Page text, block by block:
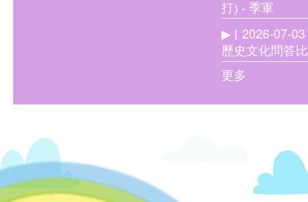
打) - 季軍
▶ [2026-07-03
歷史文化問答
更多